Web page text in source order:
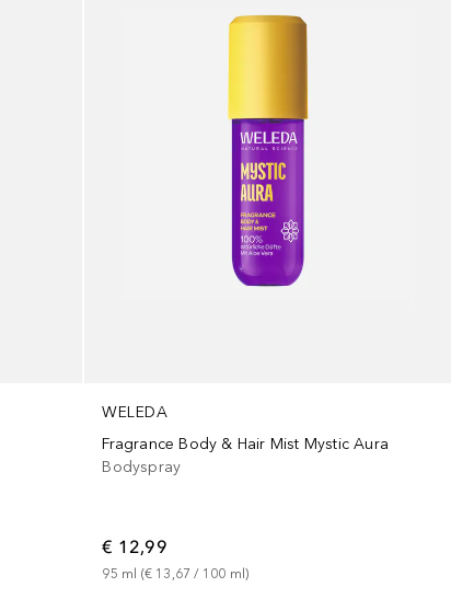
WELEDA
Fragrance Body & Hair Mist Mystic Aura
Bodyspray
€ 12,99
95 ml (€ 13,67 / 100 ml)